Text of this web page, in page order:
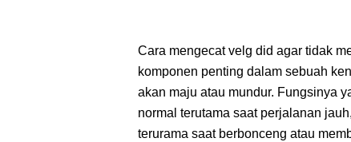
Cara mengecat velg did agar tidak
komponen penting dalam sebuah
akan maju atau mundur. Fungsinya
normal terutama saat perjalanan
terurama saat berbonceng atau